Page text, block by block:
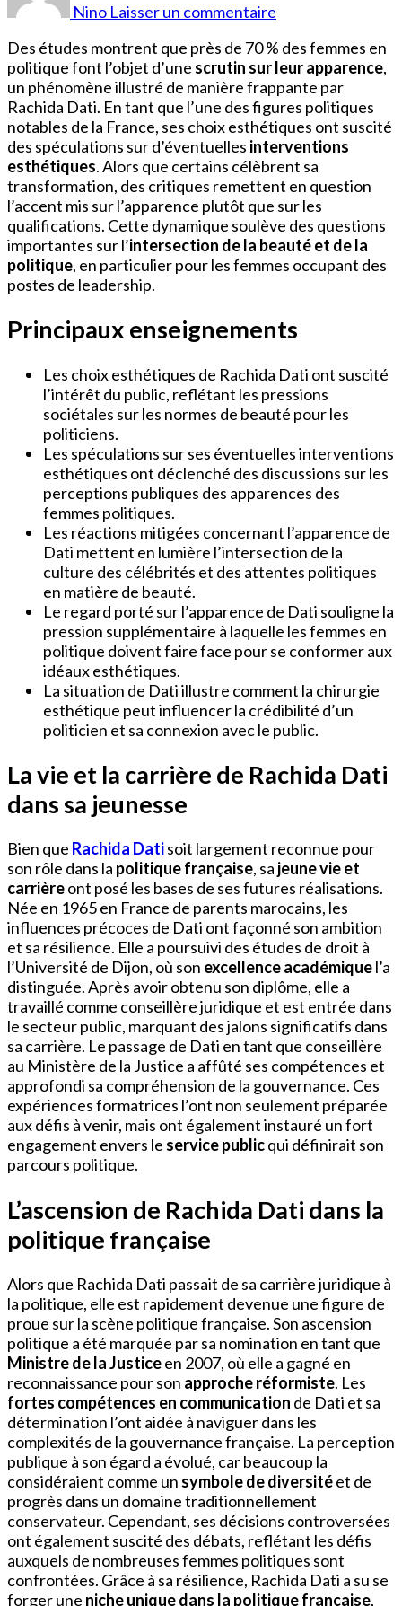
Nino Laisser un commentaire
Chirurgie
esthétique
Des études montrent que près de 70 % des femmes en
politique font l’objet d’une scrutin sur leur apparence,
un phénomène illustré de manière frappante par
Rachida Dati. En tant que l’une des figures politiques
notables de la France, ses choix esthétiques ont suscité
des spéculations sur d’éventuelles interventions
esthétiques. Alors que certains célèbrent sa
transformation, des critiques remettent en question
l’accent mis sur l’apparence plutôt que sur les
qualifications. Cette dynamique soulève des questions
importantes sur l’intersection de la beauté et de la
politique, en particulier pour les femmes occupant des
postes de leadership.
Principaux enseignements
Les choix esthétiques de Rachida Dati ont suscité
l’intérêt du public, reflétant les pressions
sociétales sur les normes de beauté pour les
politiciens.
Les spéculations sur ses éventuelles interventions
esthétiques ont déclenché des discussions sur les
perceptions publiques des apparences des
femmes politiques.
Les réactions mitigées concernant l’apparence de
Dati mettent en lumière l’intersection de la
culture des célébrités et des attentes politiques
en matière de beauté.
Le regard porté sur l’apparence de Dati souligne la
pression supplémentaire à laquelle les femmes en
politique doivent faire face pour se conformer aux
idéaux esthétiques.
La situation de Dati illustre comment la chirurgie
esthétique peut influencer la crédibilité d’un
politicien et sa connexion avec le public.
La vie et la carrière de Rachida Dati
dans sa jeunesse
Bien que Rachida Datisoit largement reconnue pour
son rôle dans la politique française, sa jeune vie et
carrièreont posé les bases de ses futures réalisations.
Née en 1965 en France de parents marocains, les
influences précoces de Dati ont façonné son ambition
et sa résilience. Elle a poursuivi des études de droit à
l’Université de Dijon, où son excellence académiquel’a
distinguée. Après avoir obtenu son diplôme, elle a
travaillé comme conseillère juridique et est entrée dans
le secteur public, marquant des jalons significatifs dans
sa carrière. Le passage de Dati en tant que conseillère
au Ministère de la Justice a affûté ses compétences et
approfondi sa compréhension de la gouvernance. Ces
expériences formatrices l’ont non seulement préparée
aux défis à venir, mais ont également instauré un fort
engagement envers le service publicqui définirait son
parcours politique.
L’ascension de Rachida Dati dans la
politique française
Alors que Rachida Dati passait de sa carrière juridique à
la politique, elle est rapidement devenue une figure de
proue sur la scène politique française. Son ascension
politique a été marquée par sa nomination en tant que
Ministre de la Justiceen 2007, où elle a gagné en
reconnaissance pour son approche réformiste. Les
fortes compétences en communication de Dati et sa
détermination l’ont aidée à naviguer dans les
complexités de la gouvernance française. La perception
publique à son égard a évolué, car beaucoup la
considéraient comme un symbole de diversitéet de
progrès dans un domaine traditionnellement
conservateur. Cependant, ses décisions controversées
ont également suscité des débats, reflétant les défis
auxquels de nombreuses femmes politiques sont
confrontées. Grâce à sa résilience, Rachida Dati a su se
forger une niche unique dans la politique française,